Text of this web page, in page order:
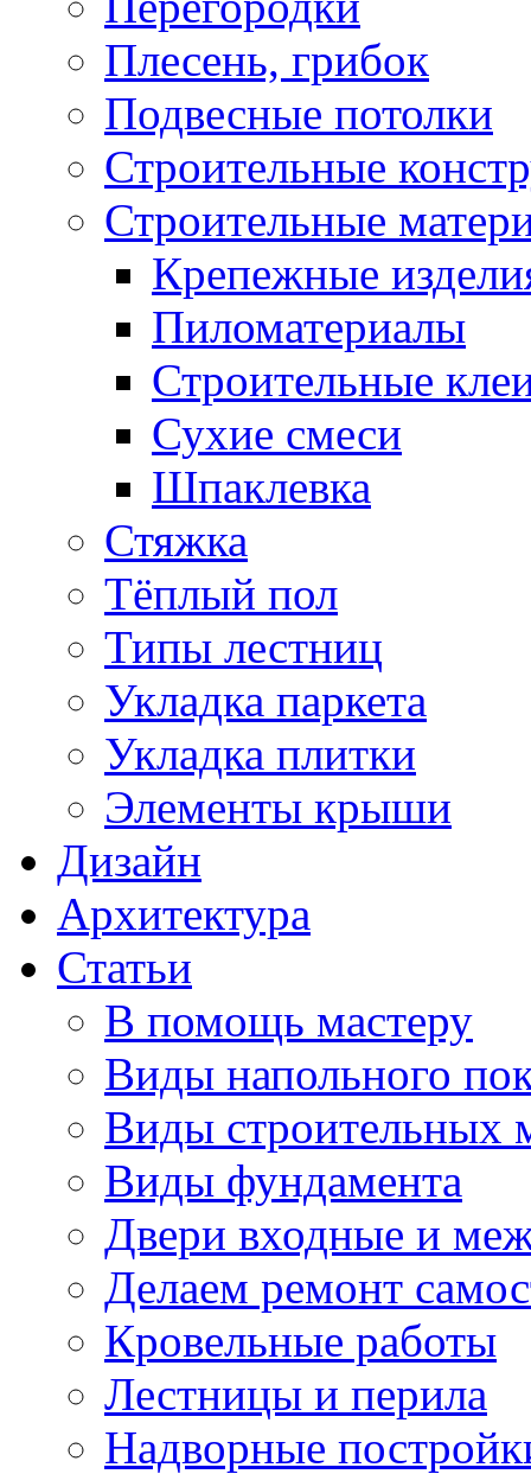
Плесень, грибок
Подвесные потолки
Строительные
Строительные
Крепежные
Пиломатериалы
Строительные
Сухие смеси
Шпаклевка
Стяжка
Тёплый пол
Типы лестниц
Укладка паркета
Укладка плитки
Элементы крыши
Дизайн
Архитектура
Статьи
В помощь мастеру
Виды напольного
Виды строительных
Виды фундамента
Двери входные и
Делаем ремонт
Кровельные работы
Лестницы и перила
Надворные